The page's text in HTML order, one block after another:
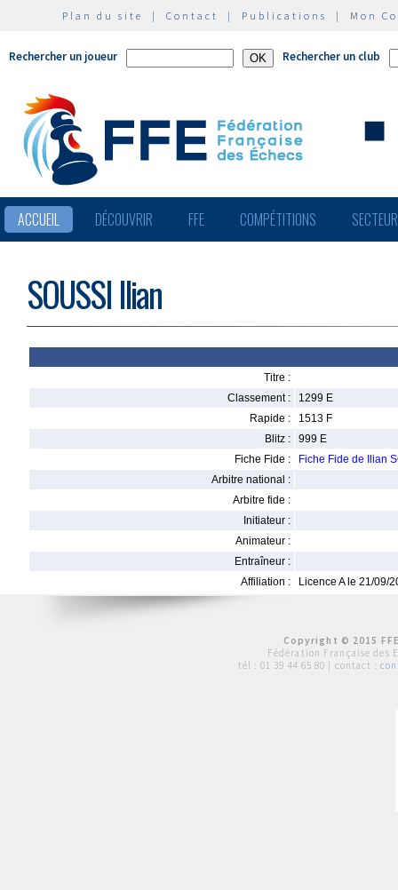
Plan du site | Contact | Publications | Mon
Rechercher un joueur Rechercher un club
ACCUEIL DÉCOUVRIR FFE COMPÉTITIONS
SOUSSI Ilian
Titre :
Classement :
1299 E
Rapide :
1513 F
Blitz :
999 E
Fiche Fide :
Fiche Fide de Ilian
Arbitre national :
Arbitre fide :
Initiateur :
Animateur :
Entraîneur :
Affiliation :
Licence A le 21/09/
Copyright © 2015
Fédération Française des
tél : 01 39 44 65 80 | contact :